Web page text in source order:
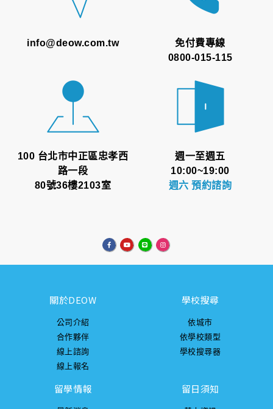
info@deow.com.tw
免付費專線
0800-015-115
100 台北市中正區忠孝西
路一段
80號36樓2103室
週一至週五
10:00~19:00
週六 預約諮詢
關於DEOW
公司介紹
合作夥伴
線上諮詢
線上報名
學校搜尋
依城市
依學校類型
學校搜尋器
留學情報 留日須知